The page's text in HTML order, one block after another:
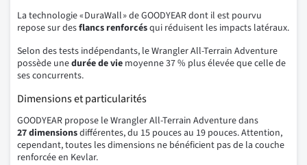
La technologie « DuraWall » de GOODYEAR dont il est pourvu
repose sur desflancs renforcésqui réduisent les impacts latéraux.
Selon des tests indépendants, le Wrangler All-Terrain Adventure
possède unedurée de vie moyenne 37 % plus élevée que celle de
ses concurrents.
Dimensions et particularités
GOODYEAR propose le Wrangler All-Terrain Adventure dans
27 dimensionsdifférentes, du 15 pouces au 19 pouces. Attention,
cependant, toutes les dimensions ne bénéficient pas de la couche
renforcée en Kevlar.